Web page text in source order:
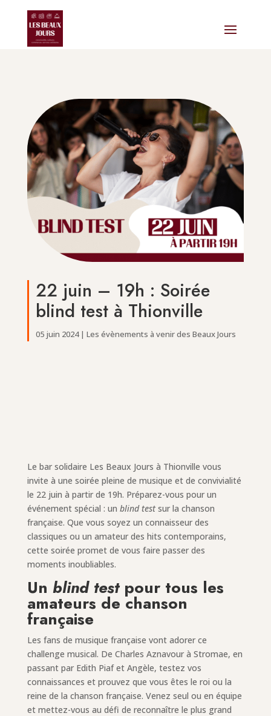
22 juin – 19h : Soirée
blind test à Thionville
05 juin 2024| Les évènements à venir des Beaux Jours
Le bar solidaire Les Beaux Jours à Thionville vous
invite à une soirée pleine de musique et de convivialité
le 22 juin à partir de 19h. Préparez-vous pour un
événement spécial : un blind testsur la chanson
française. Que vous soyez un connaisseur des
classiques ou un amateur des hits contemporains,
cette soirée promet de vous faire passer des
moments inoubliables.
Un blind test pour tous les
amateurs de chanson
française
Les fans de musique française vont adorer ce
challenge musical. De Charles Aznavour à Stromae, en
passant par Edith Piaf et Angèle, testez vos
connaissances et prouvez que vous êtes le roi ou la
reine de la chanson française. Venez seul ou en équipe
et mettez-vous au défi de reconnaître le plus grand